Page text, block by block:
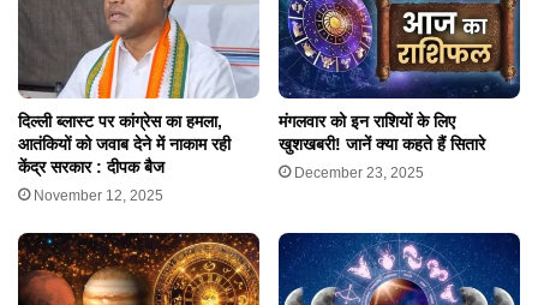
दिल्ली ब्लास्ट पर कांग्रेस का हमला,
आतंकियों को जवाब देने में नाकाम रही
केंद्र सरकार : दीपक बैज
November 12, 2025
मंगलवार को इन राशियों के लिए
खुशखबरी! जानें क्या कहते हैं सितारे
December 23, 2025